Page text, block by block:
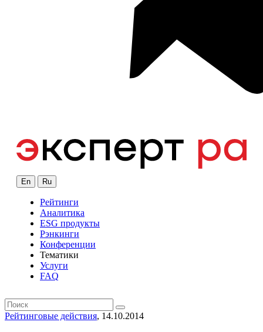
En Ru
Рейтинги
Аналитика
ESG продукты
Рэнкинги
Конференции
Тематики
Услуги
FAQ
Рейтинговые действия, 14.10.2014